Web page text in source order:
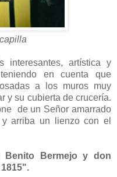
artística y
teniendo en cuenta que
a los muros muy
y su cubierta de crucería.
de un Señor amarrado
arriba un lienzo con el
Benito Bermejo y don